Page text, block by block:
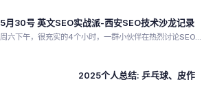
5月30号 英文SEO实战派-西安SEO技术沙龙记录
周六下午，很充实的4个小时，一群小伙伴在热烈讨论SEO...
2025个人总结: 乒乓球、皮作